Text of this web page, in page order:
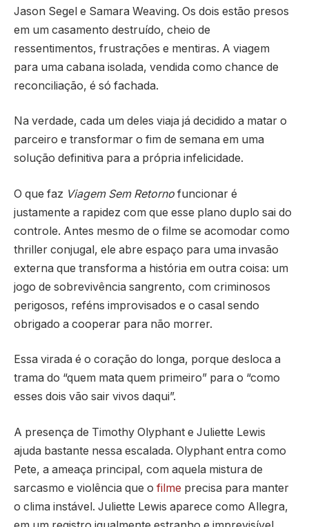
Jason Segel e Samara Weaving. Os dois estão presos
em um casamento destruído, cheio de
ressentimentos, frustrações e mentiras. A viagem
para uma cabana isolada, vendida como chance de
reconciliação, é só fachada.
Na verdade, cada um deles viaja já decidido a matar o
parceiro e transformar o fim de semana em uma
solução definitiva para a própria infelicidade.
O que faz Viagem Sem Retorno funcionar é
justamente a rapidez com que esse plano duplo sai do
controle. Antes mesmo de o filme se acomodar como
thriller conjugal, ele abre espaço para uma invasão
externa que transforma a história em outra coisa: um
jogo de sobrevivência sangrento, com criminosos
perigosos, reféns improvisados e o casal sendo
obrigado a cooperar para não morrer.
Essa virada é o coração do longa, porque desloca a
trama do “quem mata quem primeiro” para o “como
esses dois vão sair vivos daqui”.
A presença de Timothy Olyphant e Juliette Lewis
ajuda bastante nessa escalada. Olyphant entra como
Pete, a ameaça principal, com aquela mistura de
sarcasmo e violência que o filme precisa para manter
o clima instável. Juliette Lewis aparece como Allegra,